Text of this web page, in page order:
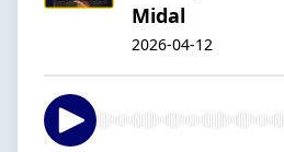
Midal
2026-04-12